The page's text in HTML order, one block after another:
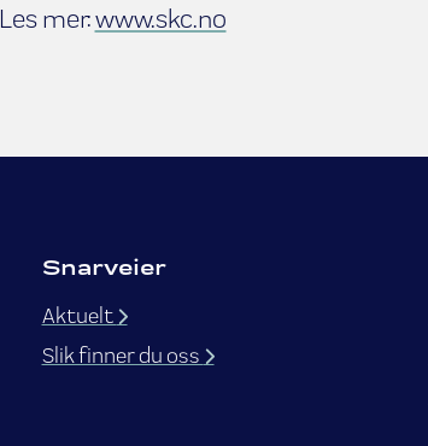
Les mer:www.skc.no
Snarveier
Aktuelt
Slik finner du oss